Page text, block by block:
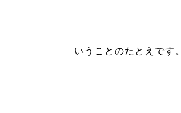
いうことのたとえです。